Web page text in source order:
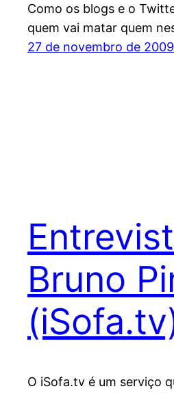
Como os blogs e o
quem vai matar quem
27 de novembro de 2009
Bruno
O iSofa.tv é um serviço